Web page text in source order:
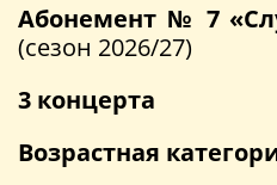
Абонемент № 7
(сезон 2026/27)
3 концерта
Возрастная